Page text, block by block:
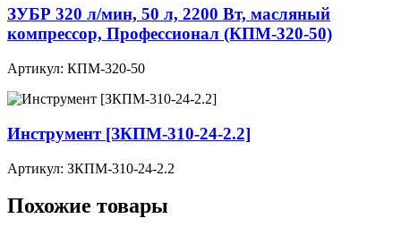
ЗУБР 320 л/мин, 50 л, 2200 Вт, масляный
компрессор, Профессионал (КПМ-320-50)
Артикул: КПМ-320-50
Инструмент [ЗКПМ-310-24-2.2]
Артикул: ЗКПМ-310-24-2.2
Похожие товары